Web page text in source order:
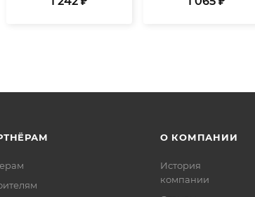
О КОМПАНИИ
История
компании